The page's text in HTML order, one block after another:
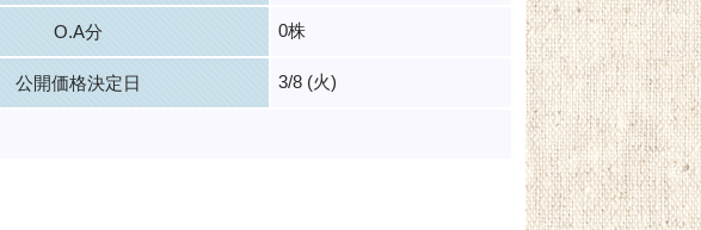
O.A分 0株
公開価格決定日 3/8 (火)